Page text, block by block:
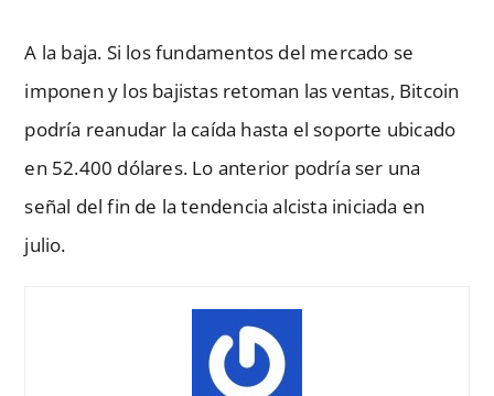
A la baja. Si los fundamentos del mercado se
imponen y los bajistas retoman las ventas, Bitcoin
podría reanudar la caída hasta el soporte ubicado
en 52.400 dólares. Lo anterior podría ser una
señal del fin de la tendencia alcista iniciada en
julio.